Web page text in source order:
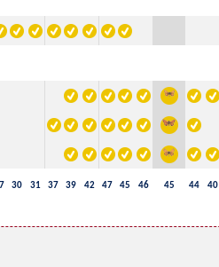
30 31 37 39 42 47 45 46 45 44 40